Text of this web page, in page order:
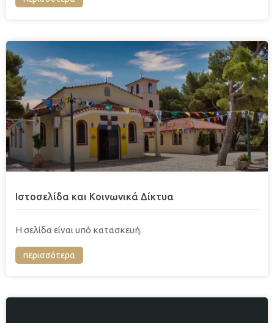
Ιστοσελίδα και Κοινωνικά Δίκτυα
H σελίδα είναι υπό κατασκευή.
περισσότερα